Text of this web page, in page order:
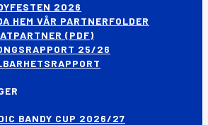
2026
HEM VÅR PARTNERFOLDER
(PDF)
25/26
BANDY CUP 2026/27